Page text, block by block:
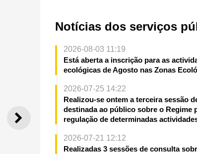
SEGUINTE
Notícias dos serviços
2026-08-03 11:19
Está aberta a inscrição para as
ecológicas de Agosto nas Zonas
2026-07-25 14:22
Realizou-se ontem a terceira sessão
destinada ao público sobre o Regime
regulação de determinadas
2026-07-21 12:12
Realizadas 3 sessões de consulta